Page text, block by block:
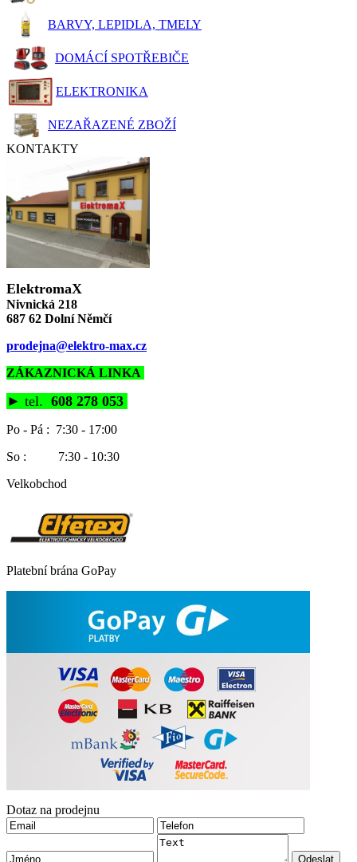
BARVY, LEPIDLA, TMELY
DOMÁCÍ SPOTŘEBIČE
ELEKTRONIKA
NEZAŘAZENÉ ZBOŽÍ
KONTAKTY
ElektromaX
Nivnická 218
687 62 Dolní Němčí
prodejna@elektro-max.cz
ZÁKAZNICKÁ LINKA
► tel. 608 278 053
Po - Pá : 7:30 - 17:00
So : 7:30 - 10:30
Velkobchod
Platební brána GoPay
Dotaz na prodejnu